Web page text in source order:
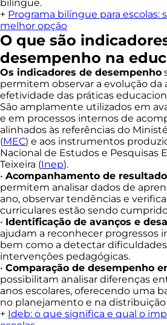
bilíngue.
+ Programa bilíngue para escolas:
melhor opção
O que são
desempenho na
Os indicadores de desempenho
permitem observar a evolução da
efetividade das práticas
São amplamente utilizados em
e em processos internos de
alinhados às referências do
(MEC) e aos instrumentos
Nacional de Estudos e Pesquisas
Teixeira (Inep).
• Acompanhamento de
permitem analisar dados de
ano, observar tendências e
curriculares estão sendo
• Identificação de avanços e
ajudam a reconhecer progressos
bem como a detectar
intervenções pedagógicas.
• Comparação de desempenho
possibilitam analisar diferenças
anos escolares, oferecendo uma
no planejamento e na distribuição
+ Ideb: o que significa e qual o